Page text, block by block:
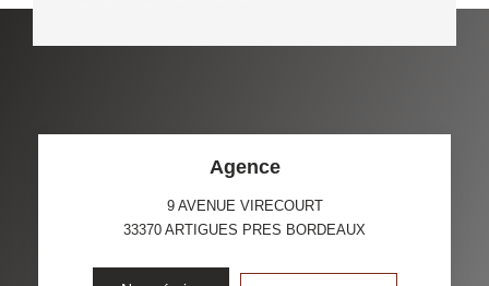
Agence
9 AVENUE VIRECOURT
33370 ARTIGUES PRES BORDEAUX